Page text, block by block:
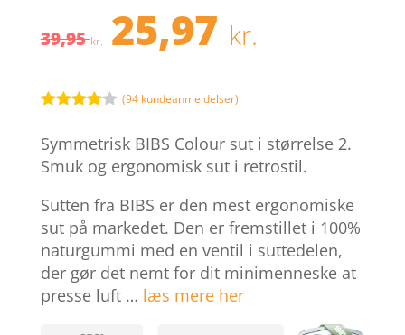
39,95kr. Den
oprindelige
pris
var:
39,95 kr..
25,97 kr.
pris
er:
ud af 5
baseret
på
ømmelse
(94 kundeanmeldelser)
Symmetrisk BIBS Colour sut i størrelse 2.
Smuk og ergonomisk sut i retrostil.
Sutten fra BIBS er den mest ergonomiske
sut på markedet. Den er fremstillet i 100%
naturgummi med en ventil i suttedelen,
der gør det nemt for dit minimenneske at
presse luft … læs mere her